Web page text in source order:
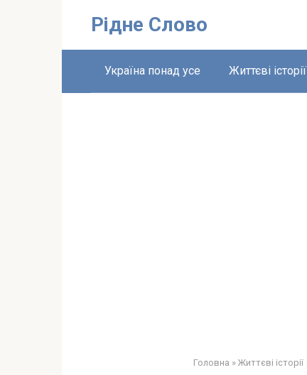
Рідне Слово
Україна понад усе Життєві історії
Головна » Життєві історії